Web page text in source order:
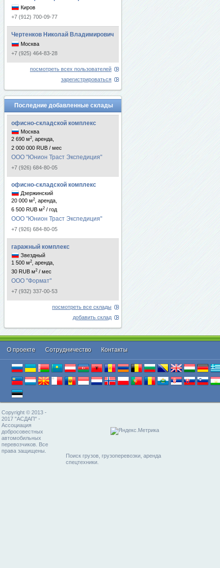
Киров
+7 (912) 700-09-77
Чертенков Николай Владимирович
Москва
+7 (925) 464-83-28
посмотреть всех пользователей
зарегистрироваться
Последние добавленные склады
офисно-складской комплекс
Москва
2 690 м2
, аренда,
2 000 000 RUB / мес
ООО "Юнион Траст Экспедиция"
+7 (926) 684-80-05
офисно-складской комплекс
Дзержинский
20 000 м2
, аренда,
6 500 RUB м2 / год
ООО "Юнион Траст Экспедиция"
+7 (926) 684-80-05
гаражный комплекс
Звездный
1 500 м2
, аренда,
30 RUB м2 / мес
ООО "Формат"
+7 (932) 337-00-53
посмотреть все склады
добавить склад
О проекте Cотрудничество Контакты
Copyright © 2013 -
2017 "АСДАП" -
Ассоциация
добросовестных
автомобильных
перевозчиков. Все
права защищены.
Поиск грузов, грузоперевозки, аренда
спецтехники.